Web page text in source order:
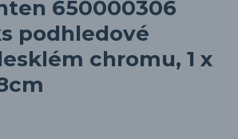
650000306
podhledové
chromu, 1 x